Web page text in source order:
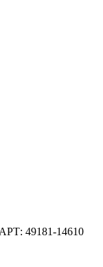
49181-14610